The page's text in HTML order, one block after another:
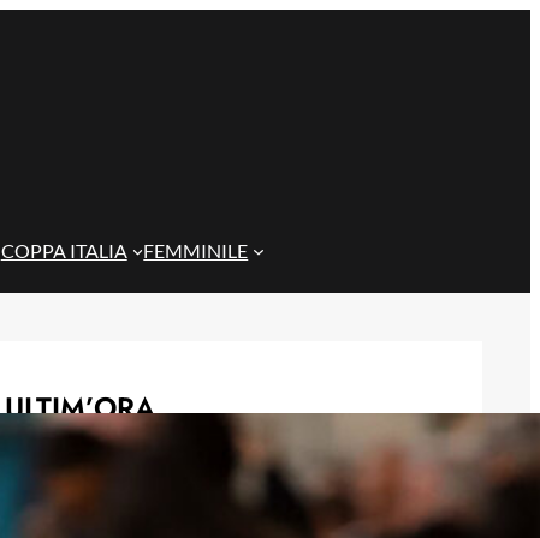
COPPA ITALIA FEMMINILE
ULTIM’ORA
Muzzi e la 11 di Riva: “Chiamai Gigi
per avere il permesso”